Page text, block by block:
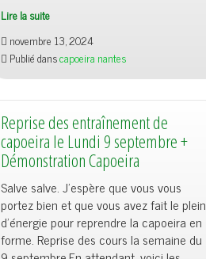
Lire la suite
novembre 13, 2024
Publié danscapoeira nantes
Reprise des entraînement de
capoeira le Lundi 9 septembre +
Démonstration Capoeira
Salve salve. J’espère que vous vous
portez bien et que vous avez fait le plein
d’énergie pour reprendre la capoeira en
forme. Reprise des cours la semaine du